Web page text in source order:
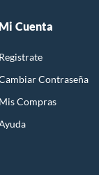
Mi Cuenta
Registrate
Contraseña
Mis Compras